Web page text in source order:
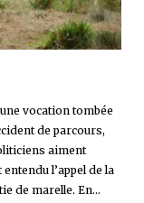
vocation tombée
de parcours,
aiment
l’appel de la
de marelle. En...